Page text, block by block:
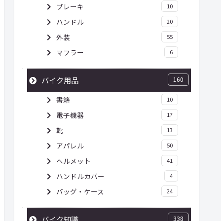
ブレーキ 10
ハンドル 20
外装 55
マフラー 6
バイク用品 160
書籍 10
電子機器 17
靴 13
アパレル 50
ヘルメット 41
ハンドルカバー 4
バッグ・ケース 24
338